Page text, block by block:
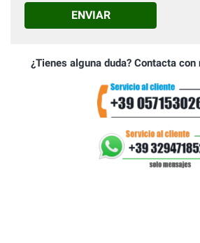
ENVIAR
¿Tienes alguna duda? Contacta